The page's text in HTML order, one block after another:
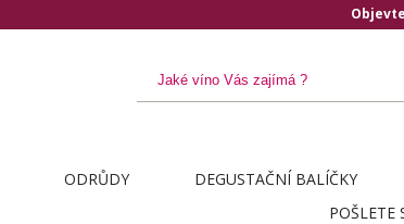
ODRŮDY DEGUSTAČNÍ BALÍČKY
POŠLETE